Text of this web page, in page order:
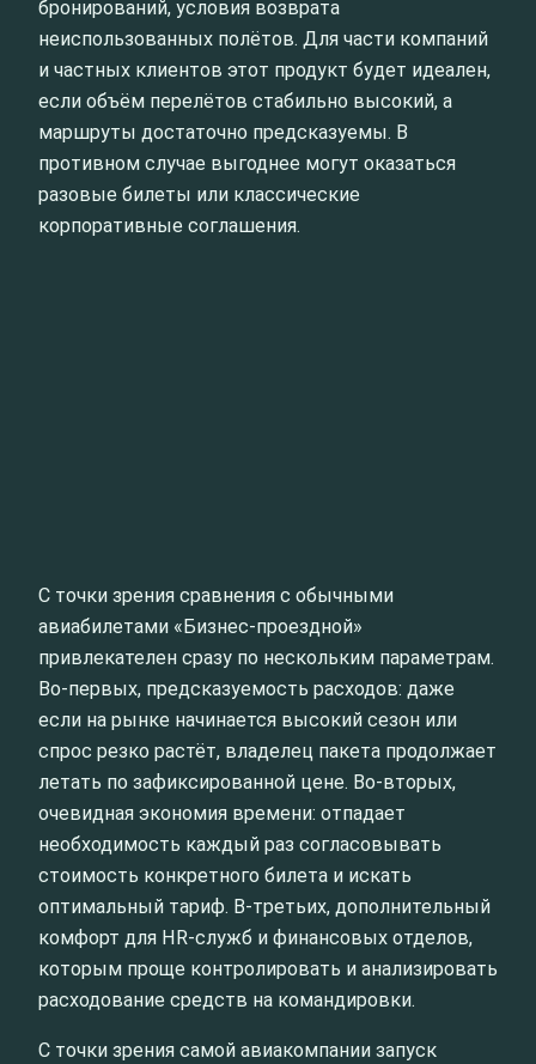
бронирований, условия возврата
неиспользованных полётов. Для части компаний
и частных клиентов этот продукт будет идеален,
если объём перелётов стабильно высокий, а
маршруты достаточно предсказуемы. В
противном случае выгоднее могут оказаться
разовые билеты или классические
корпоративные соглашения.
С точки зрения сравнения с обычными
авиабилетами «Бизнес‑проездной»
привлекателен сразу по нескольким параметрам.
Во‑первых, предсказуемость расходов: даже
если на рынке начинается высокий сезон или
спрос резко растёт, владелец пакета продолжает
летать по зафиксированной цене. Во‑вторых,
очевидная экономия времени: отпадает
необходимость каждый раз согласовывать
стоимость конкретного билета и искать
оптимальный тариф. В‑третьих, дополнительный
комфорт для HR‑служб и финансовых отделов,
которым проще контролировать и анализировать
расходование средств на командировки.
С точки зрения самой авиакомпании запуск